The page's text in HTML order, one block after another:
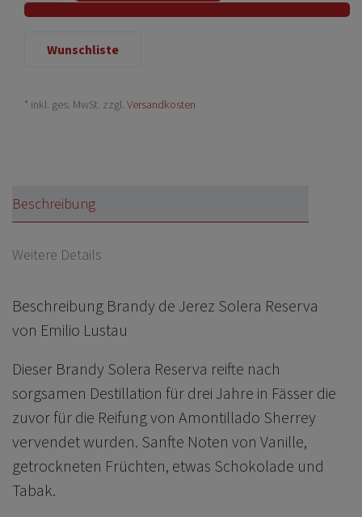
Wunschliste
* inkl. ges. MwSt. zzgl. Versandkosten
Beschreibung
Weitere Details
Beschreibung Brandy de Jerez Solera Reserva
von Emilio Lustau
Dieser Brandy Solera Reserva reifte nach
sorgsamen Destillation für drei Jahre in Fässer die
zuvor für die Reifung von Amontillado Sherrey
vervendet wurden. Sanfte Noten von Vanille,
getrockneten Früchten, etwas Schokolade und
Tabak.